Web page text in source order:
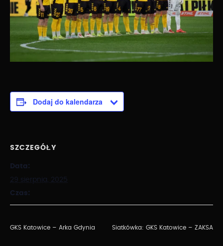
Dodaj do kalendarza
SZCZEGÓŁY
Data:
29 sierpnia, 2025
Czas:
GKS Katowice – Arka Gdynia Siatkówka: GKS Katowice – ZAKSA